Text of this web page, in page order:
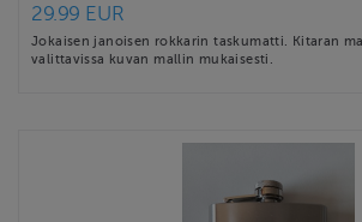
29.99 EUR
Jokaisen janoisen rokkarin taskumatti. Kitaran
valittavissa kuvan mallin mukaisesti.